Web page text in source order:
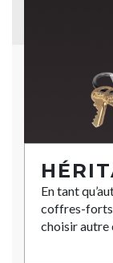
En tant
coffres-forts
choisir autre